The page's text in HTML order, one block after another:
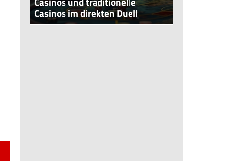
Casinos im direkten Duell